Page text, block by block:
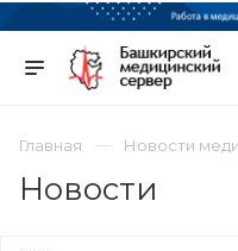
Главная Новости
Новости